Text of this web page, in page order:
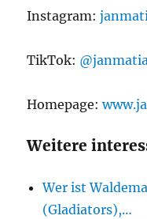
Instagram:
TikTok:
Homepage:
Weitere
Wer ist
(Gladiators),…